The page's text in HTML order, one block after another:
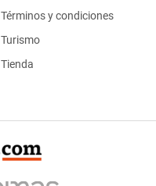
Términos y condiciones
Turismo
Tienda